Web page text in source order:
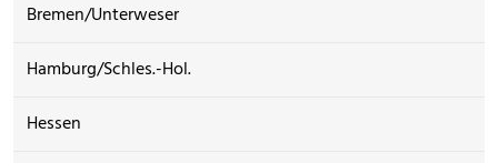
Bremen/Unterweser
Hamburg/Schles.-Hol.
Hessen